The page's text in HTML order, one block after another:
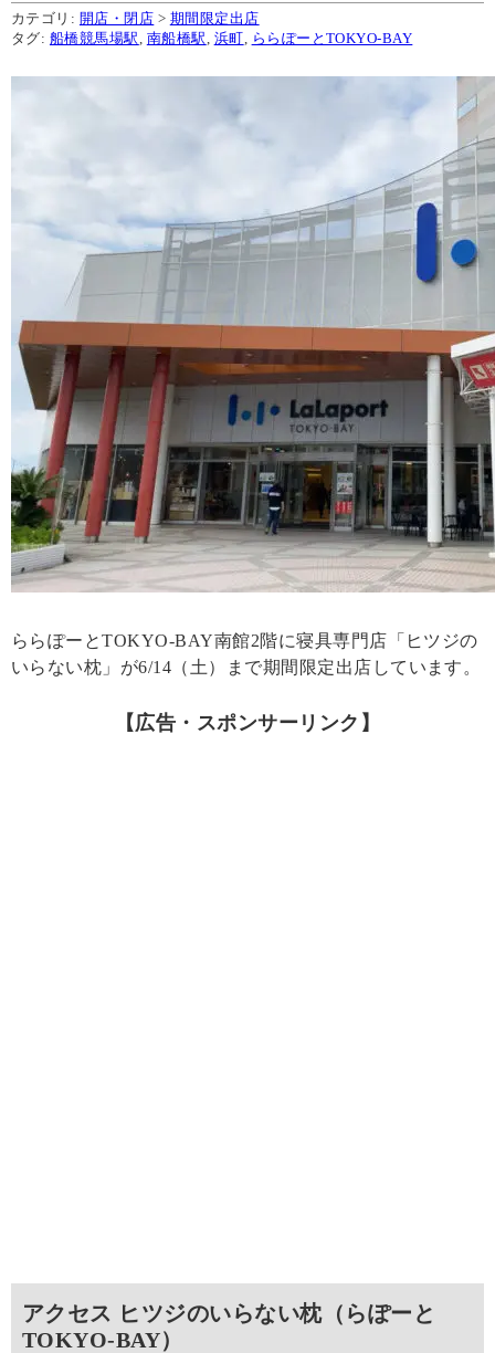
カテゴリ: 開店・閉店 > 期間限定出店
タグ: 船橋競馬場駅 南船橋駅 浜町 ららぽーとTOKYO-BAY
ららぽーとTOKYO‐BAY南館2階に寝具専門店「ヒツジの
いらない枕」が6/14（土）まで期間限定出店しています。
【広告・スポンサーリンク】
アクセス ヒツジのいらない枕（らぽーと
TOKYO‐BAY）